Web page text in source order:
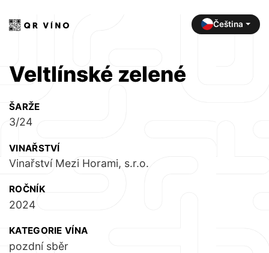
Čeština
Veltlínské zelené
ŠARŽE
3/24
VINAŘSTVÍ
Vinařství Mezi Horami, s.r.o.
ROČNÍK
2024
KATEGORIE VÍNA
pozdní sběr